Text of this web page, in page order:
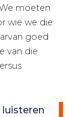
moeten
wie we die
goed
van die
luisteren